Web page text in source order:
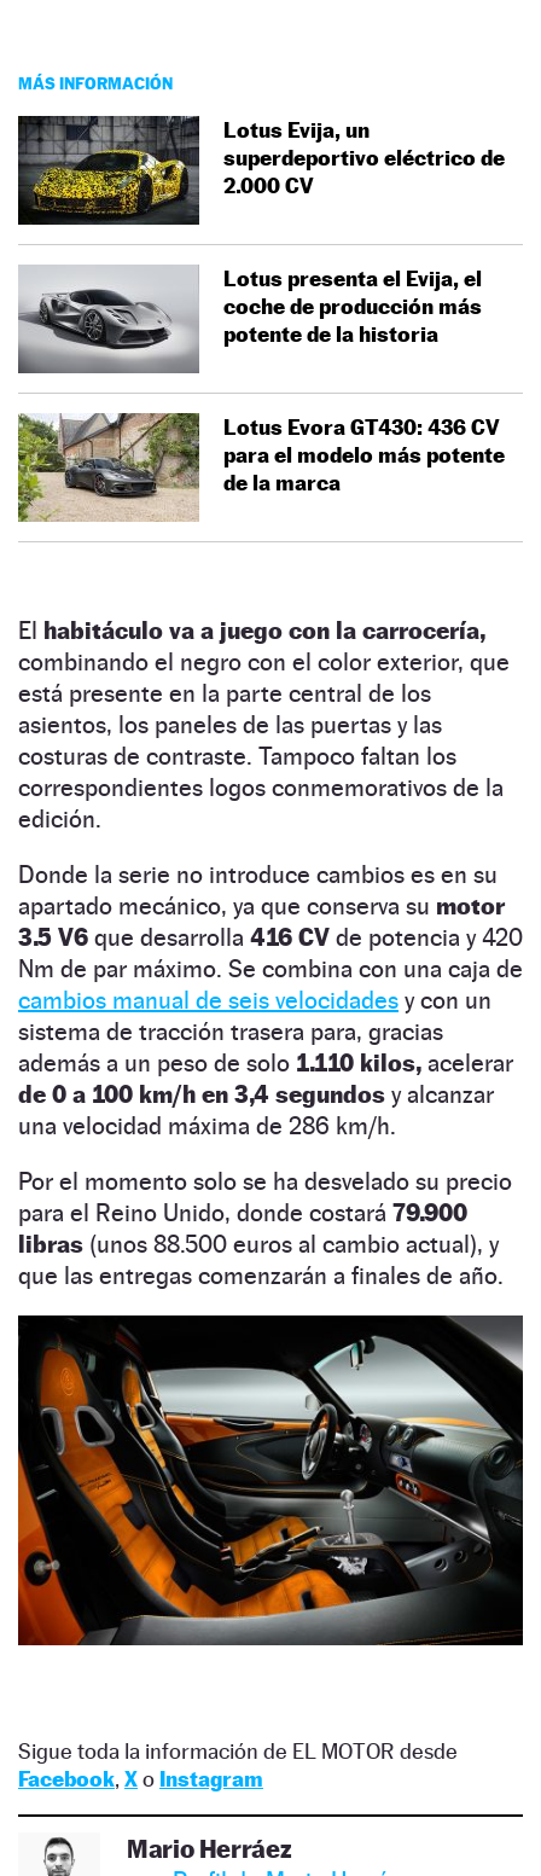
MÁS INFORMACIÓN
Lotus Evija, un
superdeportivo eléctrico de
2.000 CV
Lotus presenta el Evija, el
coche de producción más
potente de la historia
Lotus Evora GT430: 436 CV
para el modelo más potente
de la marca
El habitáculo va a juego con la carrocería,
combinando el negro con el color exterior, que
está presente en la parte central de los
asientos, los paneles de las puertas y las
costuras de contraste. Tampoco faltan los
correspondientes logos conmemorativos de la
edición.
Donde la serie no introduce cambios es en su
apartado mecánico, ya que conserva su motor
3.5 V6 que desarrolla 416 CV de potencia y 420
Nm de par máximo. Se combina con una caja de
cambios manual de seis velocidades y con un
sistema de tracción trasera para, gracias
además a un peso de solo 1.110 kilos, acelerar
de 0 a 100 km/h en 3,4 segundos y alcanzar
una velocidad máxima de 286 km/h.
Por el momento solo se ha desvelado su precio
para el Reino Unido, donde costará 79.900
libras (unos 88.500 euros al cambio actual), y
que las entregas comenzarán a finales de año.
Sigue toda la información de EL MOTOR desde
Facebook, Xo Instagram
Mario Herráez